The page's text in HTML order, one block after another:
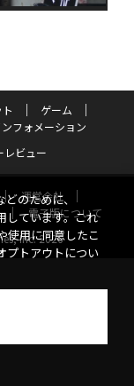
ゲーム
ンフォメーション
レビュー
運営会社
電子版について
Inc. 2026
のために、
しています。これ
使用に同意したこ
プトアウトについ